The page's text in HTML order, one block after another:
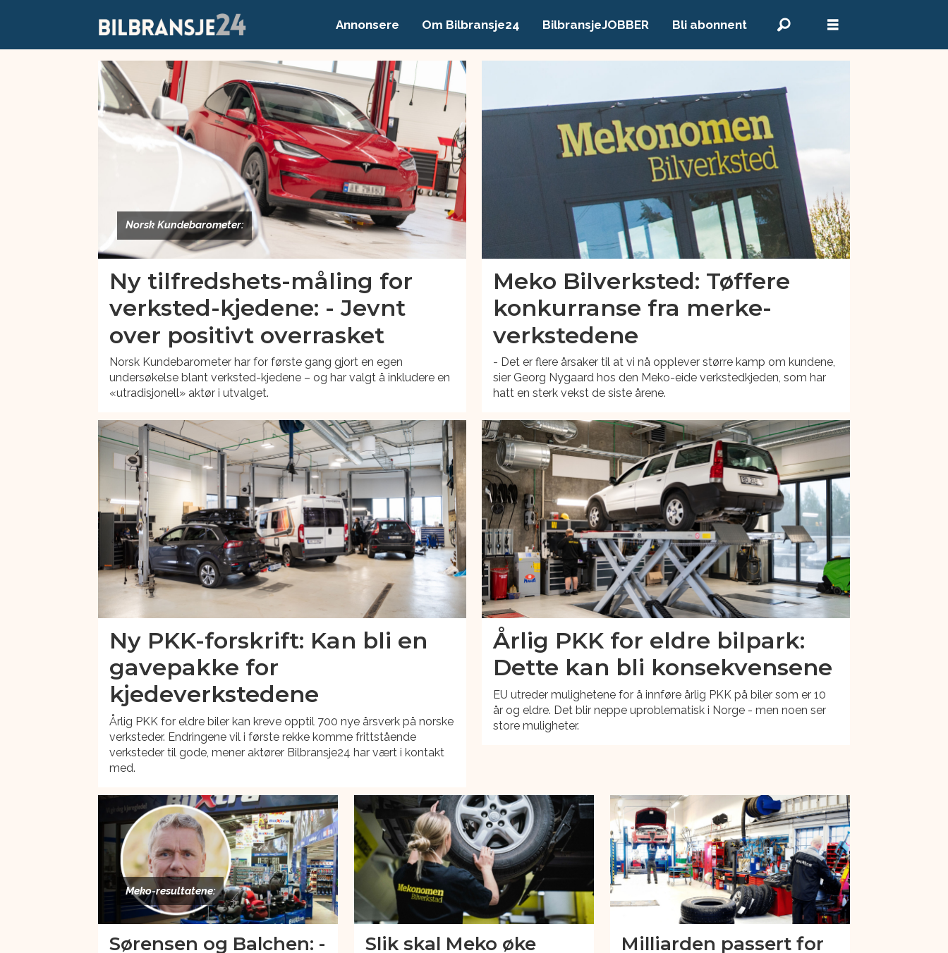
Annonsere Om Bilbransje24 BilbransjeJOBBER Bli abonnent
mekonomen
Norsk Kundebarometer:
Ny tilfredshets-måling for
verksted-kjedene: - Jevnt
over positivt overrasket
Norsk Kundebarometer har for første gang gjort en egen
undersøkelse blant verksted-kjedene – og har valgt å inkludere en
«utradisjonell» aktør i utvalget.
Meko Bilverksted: Tøffere
konkurranse fra merke-
verkstedene
- Det er flere årsaker til at vi nå opplever større kamp om kundene,
sier Georg Nygaard hos den Meko-eide verkstedkjeden, som har
hatt en sterk vekst de siste årene.
Ny PKK-forskrift: Kan bli en
gavepakke for
kjedeverkstedene
Årlig PKK for eldre biler kan kreve opptil 700 nye årsverk på norske
verksteder. Endringene vil i første rekke komme frittstående
verksteder til gode, mener aktører Bilbransje24 har vært i kontakt
med.
Årlig PKK for eldre bilpark:
Dette kan bli konsekvensene
EU utreder mulighetene for å innføre årlig PKK på biler som er 10
år og eldre. Det blir neppe uproblematisk i Norge - men noen ser
store muligheter.
Meko-resultatene:
Sørensen og Balchen: -
Slik skal Meko øke
Milliarden passert for